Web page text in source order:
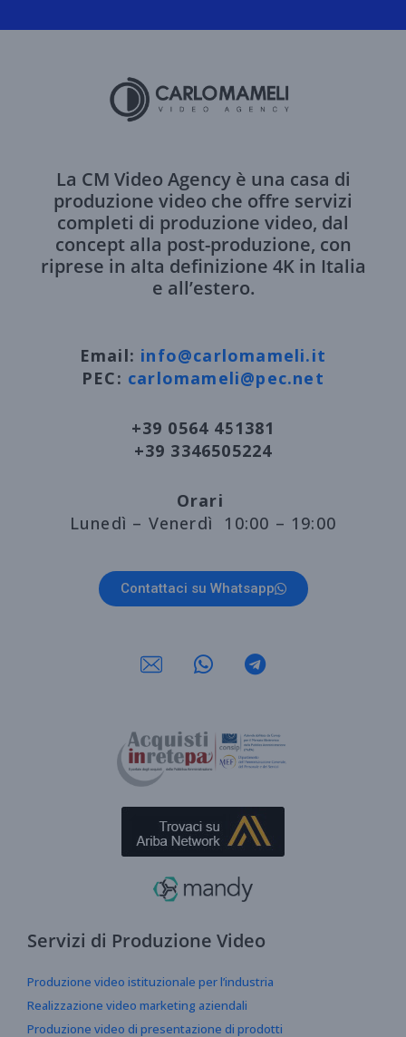
La CM Video Agency è una casa di
produzione video che offre servizi
completi di produzione video, dal
concept alla post-produzione, con
riprese in alta definizione 4K in Italia
e all’estero.
Email: info@carlomameli.it
PEC: carlomameli@pec.net
+39 0564 451381
+39 3346505224
Orari
Lunedì – Venerdì 10:00 – 19:00
Contattaci su Whatsapp
Servizi di Produzione Video
Produzione video istituzionale per l’industria
Realizzazione video marketing aziendali
Produzione video di presentazione di prodotti